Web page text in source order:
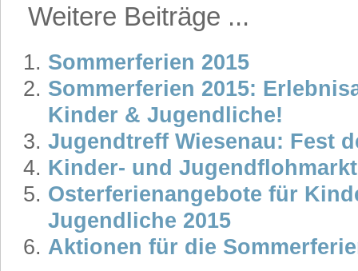
Weitere Beiträge ...
Sommerferien 2015
Sommerferien 2015:
Kinder & Jugendliche!
Jugendtreff Wiesenau: Fest
Kinder- und Jugendflohmarkt
Osterferienangebote für
Jugendliche 2015
Aktionen für die